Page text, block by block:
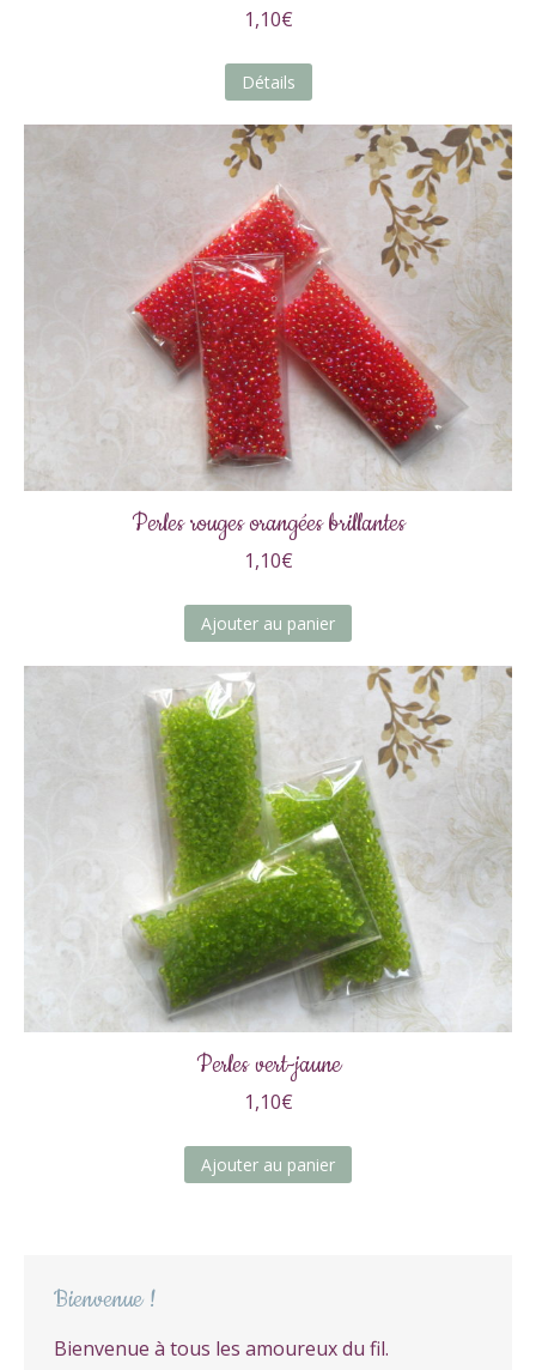
1,10€
Détails
Perles rouges orangées brillantes
1,10€
Ajouter au panier
Perles vert-jaune
1,10€
Ajouter au panier
Bienvenue !
Bienvenue à tous les amoureux du fil.